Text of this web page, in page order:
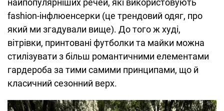
найпопулярніших речей, які використовують
fashion-інфлюенсерки (це трендовий одяг, про
який ми згадували вище). До того ж худі,
вітрівки, принтовані футболки та майки можна
стилізувати з більш романтичними елементами
гардероба за тими самими принципами, що й
класичний сезонний верх.